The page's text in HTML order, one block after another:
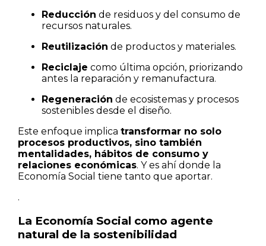
Reducción de residuos y del consumo de
recursos naturales.
Reutilización de productos y materiales.
Reciclaje como última opción, priorizando
antes la reparación y remanufactura.
Regeneración de ecosistemas y procesos
sostenibles desde el diseño.
Este enfoque implica transformar no solo
procesos productivos, sino también
mentalidades, hábitos de consumo y
relaciones económicas. Y es ahí donde la
Economía Social tiene tanto que aportar.
.
La Economía Social como agente
natural de la sostenibilidad